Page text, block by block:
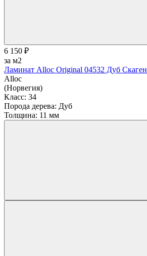
6 150 ₽
за м2
Ламинат Alloc Original 04532 Дуб Скаген
Alloc
(Норвегия)
Класс: 34
Порода дерева: Дуб
Толщина: 11 мм